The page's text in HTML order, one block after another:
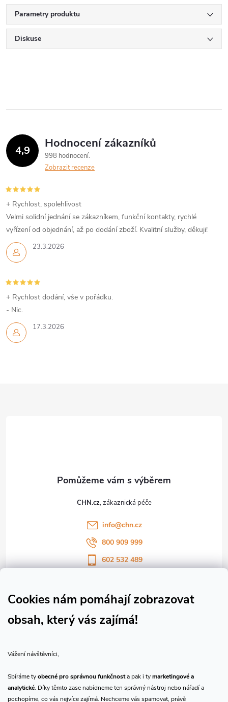
Cookies nám pomáhají zobrazovat
obsah, který vás zajímá!
Vážení návštěvníci,
Sbíráme tyobecné pro správnou funkčnosta pak i tymarketingové a
analytické. Díky těmto zase nabídneme ten správný nástroj nebo nářadí a
pochopíme, co vás nejvíce zajímá. Nechceme vás spamovat, právě
Parametry produktu
Diskuse
4,9 Hodnocení zákazníků
998 hodnocení
Zobrazit recenze
23.3.2026
+ Rychlost, spolehlivost
Velmi solidní jednání se zákazníkem, funkční kontakty, rychlé
vyřízení od objednání, až po dodání zboží. Kvalitní služby, děkuji!
17.3.2026
+ Rychlost dodání, vše v pořádku.
- Nic.
CHN.cz
info@chn.cz
800 909 999
602 532 489
Sledujte náš vlog CHN_CZ
Přijímáme online platby